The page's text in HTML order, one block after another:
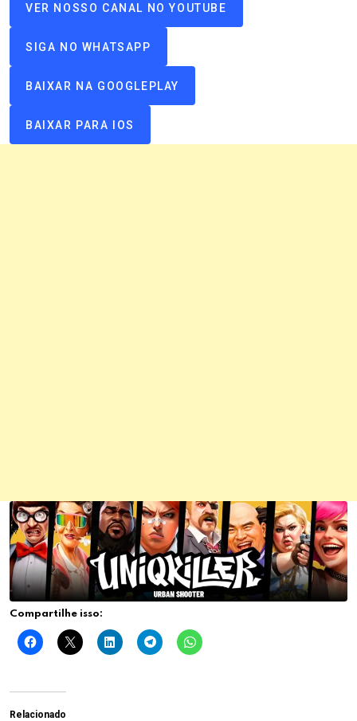
VER NOSSO CANAL NO YOUTUBE
SIGA NO WHATSAPP
BAIXAR NA GOOGLEPLAY
BAIXAR PARA IOS
Compartilhe isso:
Relacionado